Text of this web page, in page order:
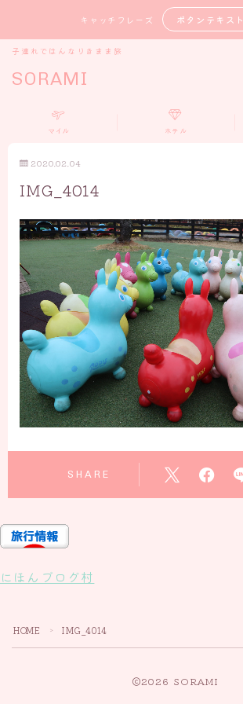
キャッチフレーズ ボタンテキスト
SORAMI
子連れではんなりきまま旅
マイル ホテル
2020.02.04
IMG_4014
SHARE
にほんブログ村
HOME ＞ IMG_4014
2026 SORAMI